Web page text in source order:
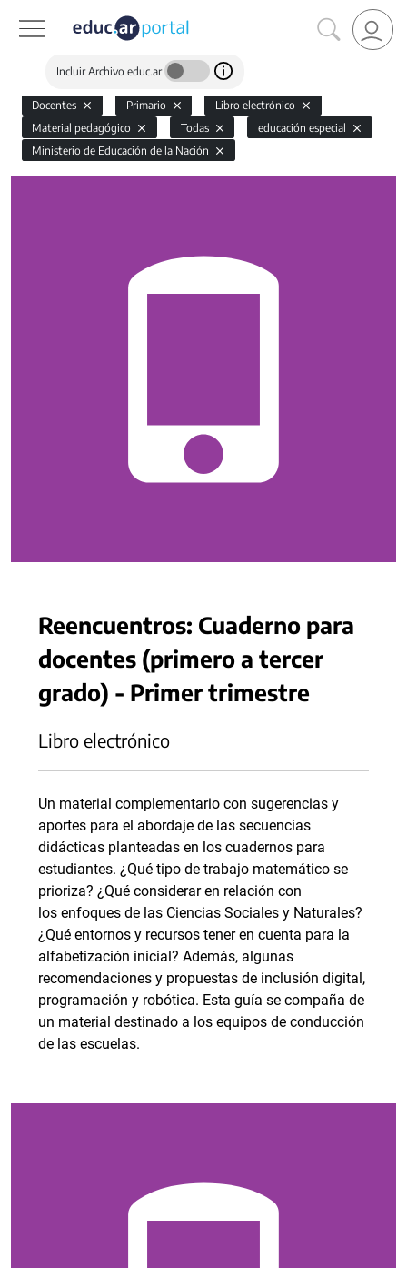
Incluir Archivo educ.ar
Docentes Primario
Libro electrónico
Material pedagógico
Todas
educación especial
Ministerio de Educación de la Nación
Reencuentros: Cuaderno para
docentes (primero a tercer
grado) - Primer trimestre
Libro electrónico
Un material complementario con sugerencias y
aportes para el abordaje de las secuencias
didácticas planteadas en los cuadernos para
estudiantes. ¿Qué tipo de trabajo matemático se
prioriza? ¿Qué considerar en relación con
los enfoques de las Ciencias Sociales y Naturales?
¿Qué entornos y recursos tener en cuenta para la
alfabetización inicial? Además, algunas
recomendaciones y propuestas de inclusión digital,
programación y robótica. Esta guía se compaña de
un material destinado a los equipos de conducción
de las escuelas.